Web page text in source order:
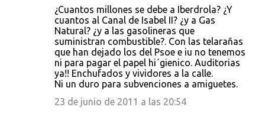
¿Cuantos millones se debe a Iberdrola? ¿Y
cuantos al Canal de Isabel II? ¿y a Gas
Natural? ¿y a las gasolineras que
suministran combustible?. Con las telarañas
que han dejado los del Psoe e iu no tenemos
ni para pagar el papel hi´gienico. Auditorias
ya!! Enchufados y vividores a la calle.
Ni un duro para subvenciones a amiguetes.
23 de junio de 2011 a las 20:54